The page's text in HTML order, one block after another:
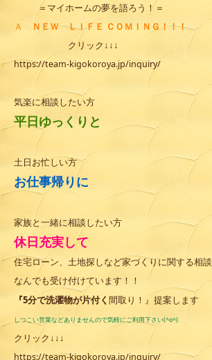
＝マイホームの夢を語ろう！＝
Ａ
ＮＥＷ ＬＩＦＥ ＣＯＭＩＮＧ！！！
クリック↓↓↓
https://team-kigokoroya.jp/inquiry/
気楽に相談したい方
平日ゆっくりと
土日お忙しい方
お仕事帰りに
家族と一緒に相談したい方
休日充実して
住宅ローン、土地探しなど家づくりに関する相談
なんでも受け付けています！！
『5分で洗濯物が片付く 間取り！』提案します
しつこい営業などありませんので気軽にご利用下さい(^o^)
クリック↓↓↓
https://team-kigokoroya.jp/inquiry/